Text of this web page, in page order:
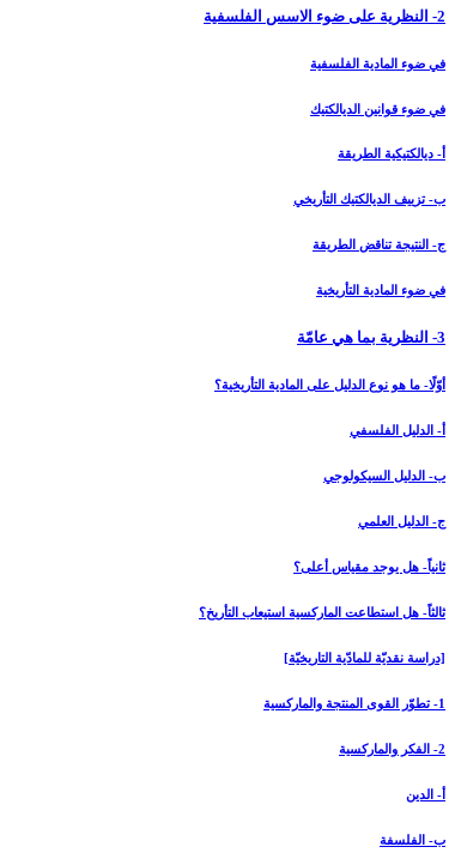
2- النظرية على ضوء الاسس الفلسفية
في ضوء المادية الفلسفية
في ضوء قوانين الديالكتيك
أ- ديالكتيكية الطريقة
ب- تزييف الديالكتيك التأريخي
ج- النتيجة تناقض الطريقة
في ضوء المادية التأريخية
3- النظرية بما هي عامّة
أوّلًا- ما هو نوع الدليل على المادية التأريخية؟
أ- الدليل الفلسفي
ب- الدليل السيكولوجي
ج- الدليل العلمي
ثانياً- هل يوجد مقياس أعلى؟
ثالثاً- هل استطاعت الماركسية استيعاب التأريخ؟
[دراسة نقديّة للمادّية التاريخيّة]
1- تطوّر القوى المنتجة والماركسية
2- الفكر والماركسية
أ- الدين
ب- الفلسفة